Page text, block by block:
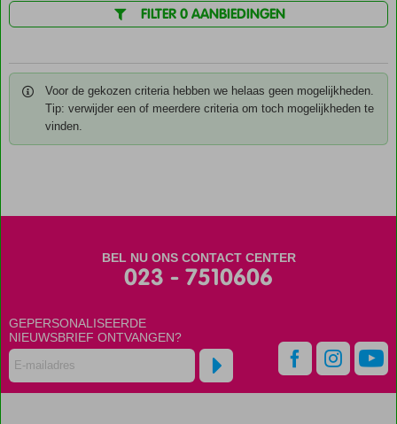
FILTER 0 AANBIEDINGEN
Voor de gekozen criteria hebben we helaas geen mogelijkheden.
Tip: verwijder een of meerdere criteria om toch mogelijkheden te
vinden.
BEL NU ONS CONTACT CENTER
023 - 7510606
GEPERSONALISEERDE
NIEUWSBRIEF ONTVANGEN?